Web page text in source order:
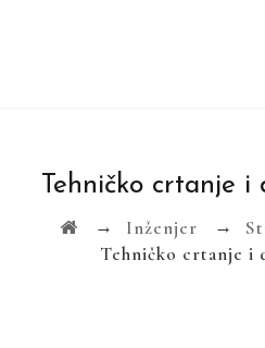
Tehničko crtanje i
→ Inženjer →
Tehničko crtanje i